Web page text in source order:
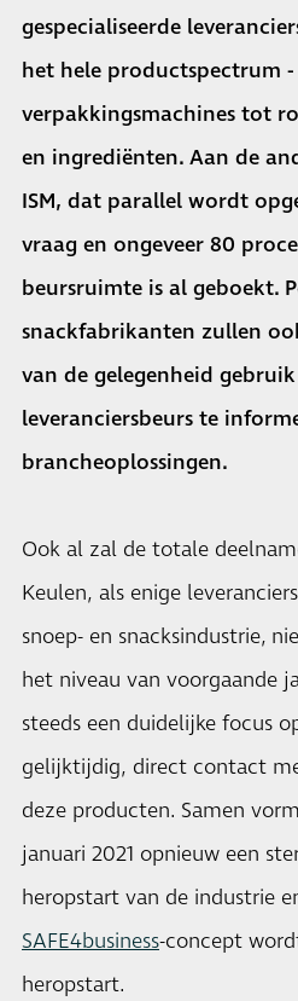
gespecialiseerde
het hele productspectrum
verpakkingsmachines tot
en ingrediënten. Aan de
ISM, dat parallel wordt
vraag en ongeveer 80
beursruimte is al geboekt.
snackfabrikanten zullen
van de gelegenheid
leveranciersbeurs te
brancheoplossingen.
Ook al zal de totale
Keulen, als enige
snoep- en snacksindustrie,
het niveau van voorgaande
steeds een duidelijke focus
gelijktijdig, direct contact
deze producten. Samen
januari 2021 opnieuw een
heropstart van de industrie
SAFE4business-concept
heropstart.